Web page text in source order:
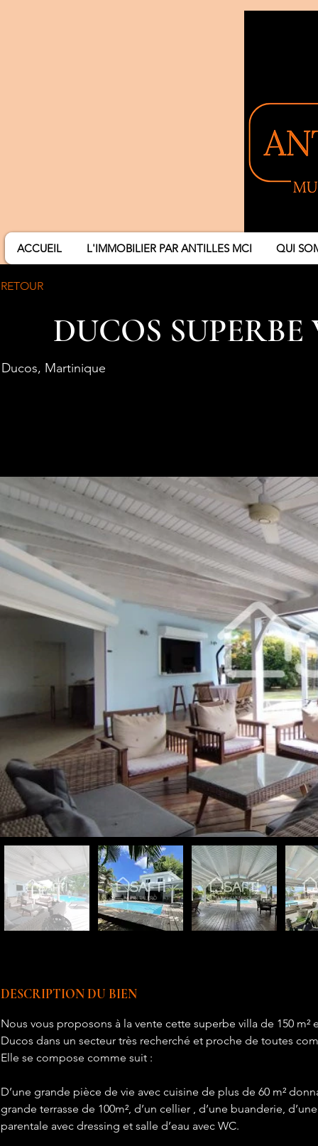
ACCUEIL L'IMMOBILIER PAR ANTILLES MCI QUI
RETOUR
DUCOS
Ducos, Martinique
DESCRIPTION DU BIEN
Nous vous proposons à la vente cette superbe villa de 150 m²
Ducos dans un secteur très recherché et proche de toutes
Elle se compose comme suit :
D’une grande pièce de vie avec cuisine de plus de 60 m²
grande terrasse de 100m², d’un cellier , d’une buanderie,
parentale avec dressing et salle d’eau avec WC.